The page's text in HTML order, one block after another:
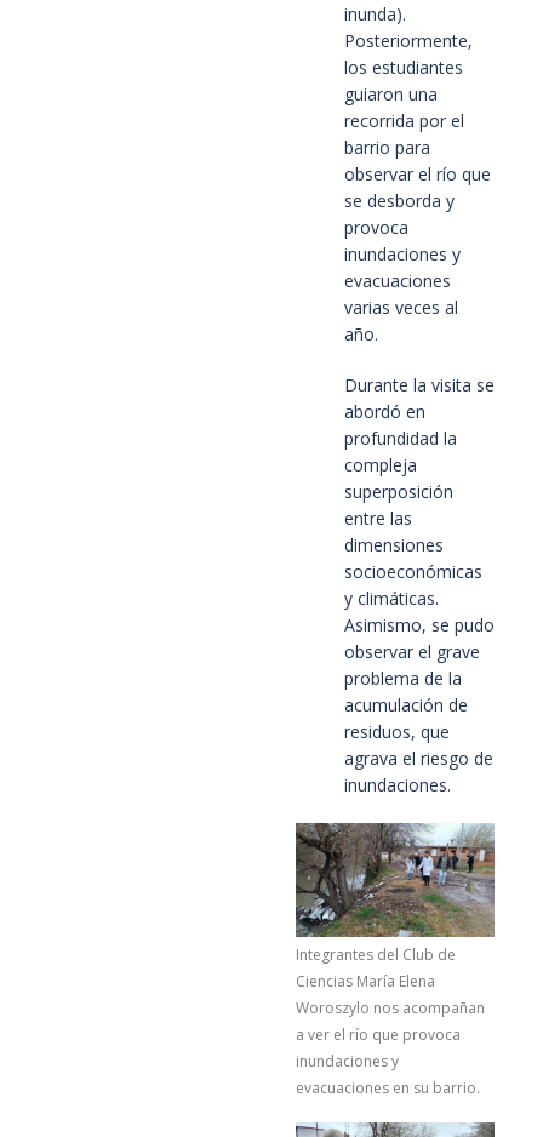
inunda).
Posteriormente,
los estudiantes
guiaron una
recorrida por el
barrio para
observar el río que
se desborda y
provoca
inundaciones y
evacuaciones
varias veces al
año.
Durante la visita se
abordó en
profundidad la
compleja
superposición
entre las
dimensiones
socioeconómicas
y climáticas.
Asimismo, se pudo
observar el grave
problema de la
acumulación de
residuos, que
agrava el riesgo de
inundaciones.
Integrantes del Club de
Ciencias María Elena
Woroszylo nos acompañan
a ver el río que provoca
inundaciones y
evacuaciones en su barrio.